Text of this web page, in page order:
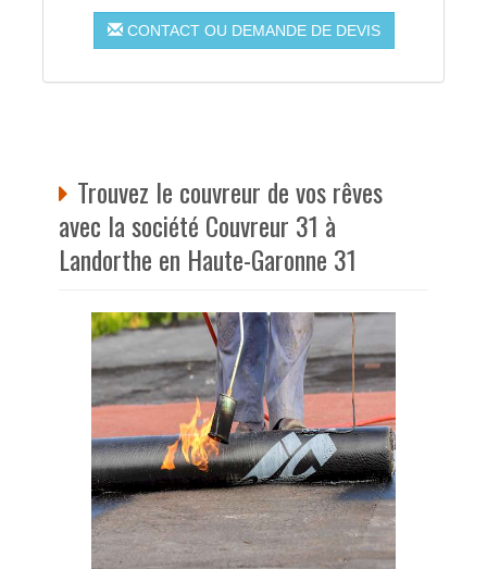
CONTACT OU DEMANDE DE DEVIS
Trouvez le couvreur de vos rêves
avec la société Couvreur 31 à
Landorthe en Haute-Garonne 31